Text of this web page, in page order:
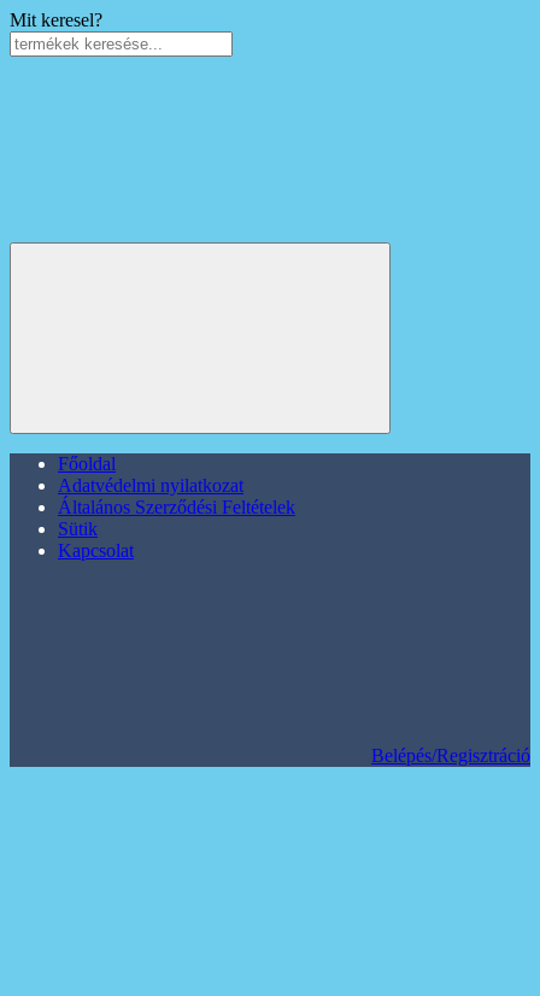
Mit keresel?
Főoldal
Adatvédelmi nyilatkozat
Általános Szerződési Feltételek
Sütik
Kapcsolat
Belépés/Regisztráció